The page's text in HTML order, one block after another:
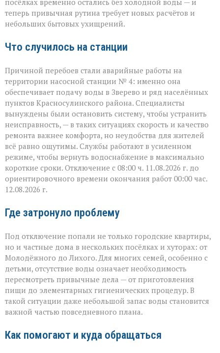
и
окрестностях —
посёлках временно остались без холодной воды — и
теперь привычная рутина требует новых расчётов и
небольших бытовых ухищрений.
Что случилось на станции
Причиной перебоев стали аварийные работы на
территории насосной станции № 4: именно она
обеспечивает подачу воды в Зверево и ряд населённых
пунктов Красносулинского района. Специалисты
вынуждены были остановить систему, чтобы устранить
неисправность, — в таких ситуациях скорость и качество
ремонта важнее комфорта, но неудобства для жителей
всё равно ощутимы. Службы работают в усиленном
режиме, чтобы вернуть водоснабжение в максимально
короткие сроки. Отключение с 08:00 ч. 11.08.2026 г. до
ориентировочного времени окончания работ 00:00 час.
12.08.2026 г.
Где затронуло проблему
Под отключение попали не только городские квартиры,
но и частные дома в нескольких посёлках и хуторах: от
Молодёжного до Лихого. Для многих семей, особенно с
детьми, отсутствие воды означает необходимость
пересмотреть привычные дела — от приготовления
пищи до элементарных гигиенических процедур. В
такой ситуации даже небольшой запас воды становится
важной частью повседневного плана.
Как помогают и куда обращаться